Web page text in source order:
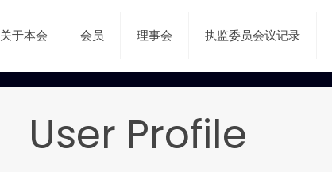
关于本会 会员 理事会 执监委员会议记录
User Profile